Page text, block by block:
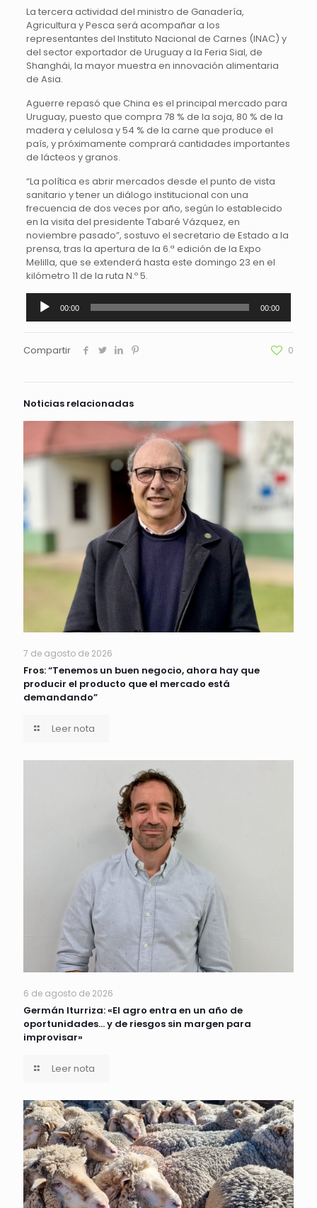
La tercera actividad del ministro de Ganadería,
Agricultura y Pesca será acompañar a los
representantes del Instituto Nacional de Carnes (INAC) y
del sector exportador de Uruguay a la Feria Sial, de
Shanghái, la mayor muestra en innovación alimentaria
de Asia.
Aguerre repasó que China es el principal mercado para
Uruguay, puesto que compra 78 % de la soja, 80 % de la
madera y celulosa y 54 % de la carne que produce el
país, y próximamente comprará cantidades importantes
de lácteos y granos.
“La política es abrir mercados desde el punto de vista
sanitario y tener un diálogo institucional con una
frecuencia de dos veces por año, según lo establecido
en la visita del presidente Tabaré Vázquez, en
noviembre pasado”, sostuvo el secretario de Estado a la
prensa, tras la apertura de la 6.ª edición de la Expo
Melilla, que se extenderá hasta este domingo 23 en el
kilómetro 11 de la ruta N.º 5.
Reproductor
audio
00:00 00:00
Compartir 0
Noticias relacionadas
7 de agosto de 2026
Fros: “Tenemos un buen negocio, ahora hay que
producir el producto que el mercado está
demandando”
Leer nota
6 de agosto de 2026
Germán Iturriza: «El agro entra en un año de
oportunidades… y de riesgos sin margen para
improvisar»
Leer nota